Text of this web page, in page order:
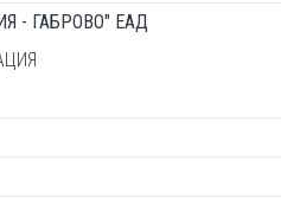
- ГАБРОВО" ЕАД